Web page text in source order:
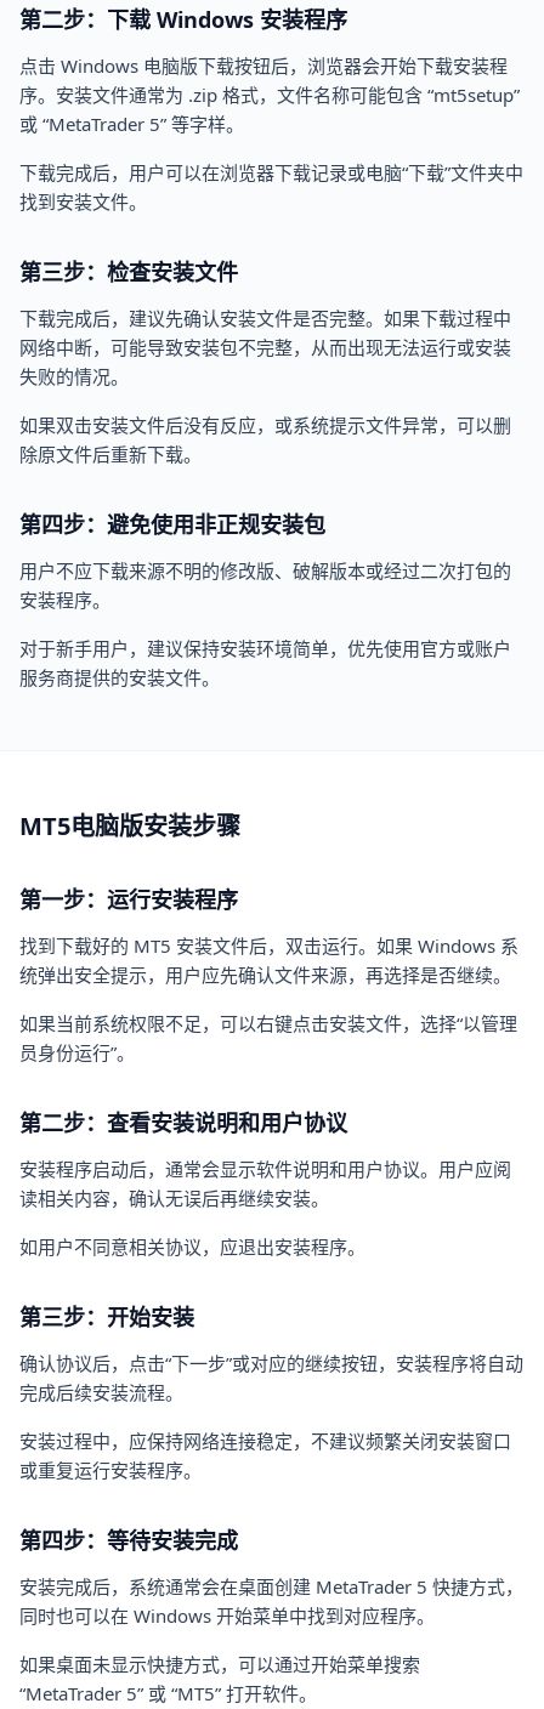
第二步：下载 Windows 安装程序
点击 Windows 电脑版下载按钮后，浏览器会开始下载安装程
序。安装文件通常为 .zip 格式，文件名称可能包含 “mt5setup”
或 “MetaTrader 5” 等字样。
下载完成后，用户可以在浏览器下载记录或电脑“下载”文件夹中
找到安装文件。
第三步：检查安装文件
下载完成后，建议先确认安装文件是否完整。如果下载过程中
网络中断，可能导致安装包不完整，从而出现无法运行或安装
失败的情况。
如果双击安装文件后没有反应，或系统提示文件异常，可以删
除原文件后重新下载。
第四步：避免使用非正规安装包
用户不应下载来源不明的修改版、破解版本或经过二次打包的
安装程序。
对于新手用户，建议保持安装环境简单，优先使用官方或账户
服务商提供的安装文件。
MT5电脑版安装步骤
第一步：运行安装程序
找到下载好的 MT5 安装文件后，双击运行。如果 Windows 系
统弹出安全提示，用户应先确认文件来源，再选择是否继续。
如果当前系统权限不足，可以右键点击安装文件，选择“以管理
员身份运行”。
第二步：查看安装说明和用户协议
安装程序启动后，通常会显示软件说明和用户协议。用户应阅
读相关内容，确认无误后再继续安装。
如用户不同意相关协议，应退出安装程序。
第三步：开始安装
确认协议后，点击“下一步”或对应的继续按钮，安装程序将自动
完成后续安装流程。
安装过程中，应保持网络连接稳定，不建议频繁关闭安装窗口
或重复运行安装程序。
第四步：等待安装完成
安装完成后，系统通常会在桌面创建 MetaTrader 5 快捷方式，
同时也可以在 Windows 开始菜单中找到对应程序。
如果桌面未显示快捷方式，可以通过开始菜单搜索
“MetaTrader 5” 或 “MT5” 打开软件。